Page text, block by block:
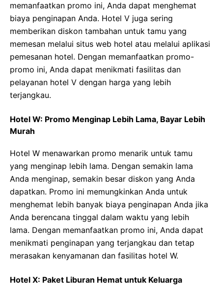
memanfaatkan promo ini, Anda dapat menghemat
biaya penginapan Anda. Hotel V juga sering
memberikan diskon tambahan untuk tamu yang
memesan melalui situs web hotel atau melalui aplikasi
pemesanan hotel. Dengan memanfaatkan promo-
promo ini, Anda dapat menikmati fasilitas dan
pelayanan hotel V dengan harga yang lebih
terjangkau.
Hotel W: Promo Menginap Lebih Lama, Bayar Lebih
Murah
Hotel W menawarkan promo menarik untuk tamu
yang menginap lebih lama. Dengan semakin lama
Anda menginap, semakin besar diskon yang Anda
dapatkan. Promo ini memungkinkan Anda untuk
menghemat lebih banyak biaya penginapan Anda jika
Anda berencana tinggal dalam waktu yang lebih
lama. Dengan memanfaatkan promo ini, Anda dapat
menikmati penginapan yang terjangkau dan tetap
merasakan kenyamanan dan fasilitas hotel W.
Hotel X: Paket Liburan Hemat untuk Keluarga